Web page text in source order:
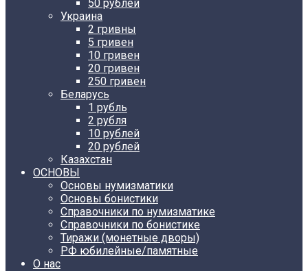
50 рублей
Украина
2 гривны
5 гривен
10 гривен
20 гривен
250 гривен
Беларусь
1 рубль
2 рубля
10 рублей
20 рублей
Казахстан
ОСНОВЫ
Основы нумизматики
Основы бонистики
Справочники по нумизматике
Справочники по бонистике
Тиражи (монетные дворы)
РФ юбилейные/памятные
О нас